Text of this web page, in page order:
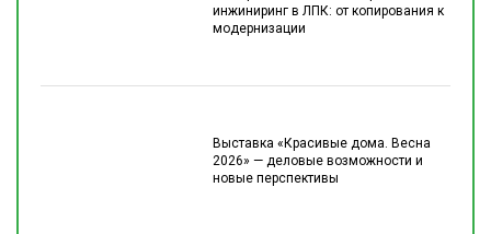
инжиниринг в ЛПК: от копирования к
модернизации
Выставка «Красивые дома. Весна
2026» — деловые возможности и
новые перспективы